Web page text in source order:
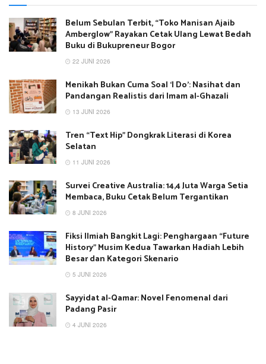
Belum Sebulan Terbit, “Toko Manisan Ajaib
Amberglow” Rayakan Cetak Ulang Lewat Bedah
Buku di Bukupreneur Bogor
22 JUNI 2026
Menikah Bukan Cuma Soal ‘I Do’: Nasihat dan
Pandangan Realistis dari Imam al-Ghazali
13 JUNI 2026
Tren “Text Hip” Dongkrak Literasi di Korea
Selatan
11 JUNI 2026
Survei Creative Australia: 14,4 Juta Warga Setia
Membaca, Buku Cetak Belum Tergantikan
8 JUNI 2026
Fiksi Ilmiah Bangkit Lagi: Penghargaan “Future
History” Musim Kedua Tawarkan Hadiah Lebih
Besar dan Kategori Skenario
5 JUNI 2026
Sayyidat al-Qamar: Novel Fenomenal dari
Padang Pasir
4 JUNI 2026